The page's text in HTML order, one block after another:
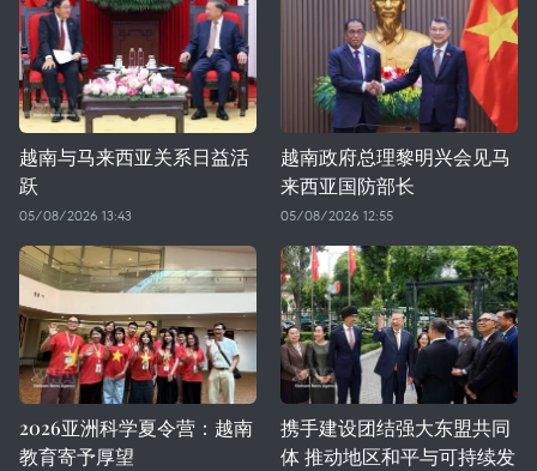
越南与马来西亚关系日益活
跃
05/08/2026 13:43
越南政府总理黎明兴会见马
来西亚国防部长
05/08/2026 12:55
2026亚洲科学夏令营：越南
教育寄予厚望
携手建设团结强大东盟共同
体 推动地区和平与可持续发